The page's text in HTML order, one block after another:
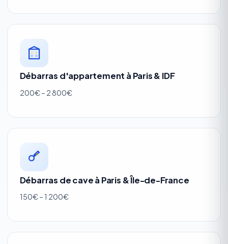
Débarras d'appartement à Paris & IDF
200€ – 2 800€
Débarras de cave à Paris & Île-de-France
150€ – 1 200€